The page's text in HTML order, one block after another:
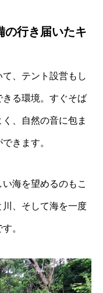
の行き届いたキ
、テント設営もし
る環境。すぐそば
、自然の音に包ま
きます。
海を望めるのもこ
、そして海を一度
。